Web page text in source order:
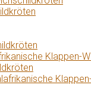
Klappen-